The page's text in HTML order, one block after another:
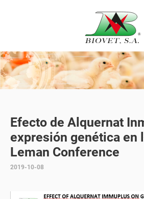
Efecto de Alquernat
expresión genética en
Leman Conference
2019-10-08